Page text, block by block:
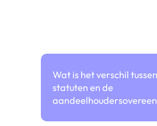
Wat is het verschil
statuten en de